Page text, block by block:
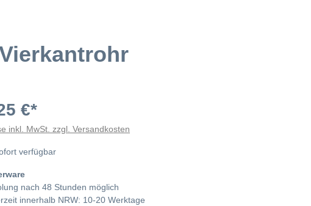
€*
inkl. MwSt. zzgl. Versandkosten
verfügbar
nach 48 Stunden möglich
innerhalb NRW: 10-20 Werktage